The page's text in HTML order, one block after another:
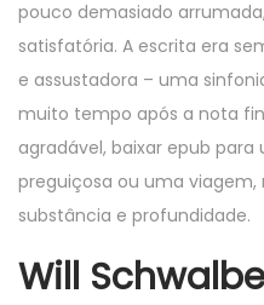
pouco demasiado
satisfatória. A escrita era
e assustadora – uma
muito tempo após a nota
agradável, baixar epub
preguiçosa ou uma
substância e profundidade.
Will